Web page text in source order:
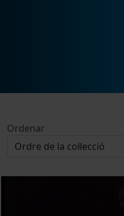
Ordenar